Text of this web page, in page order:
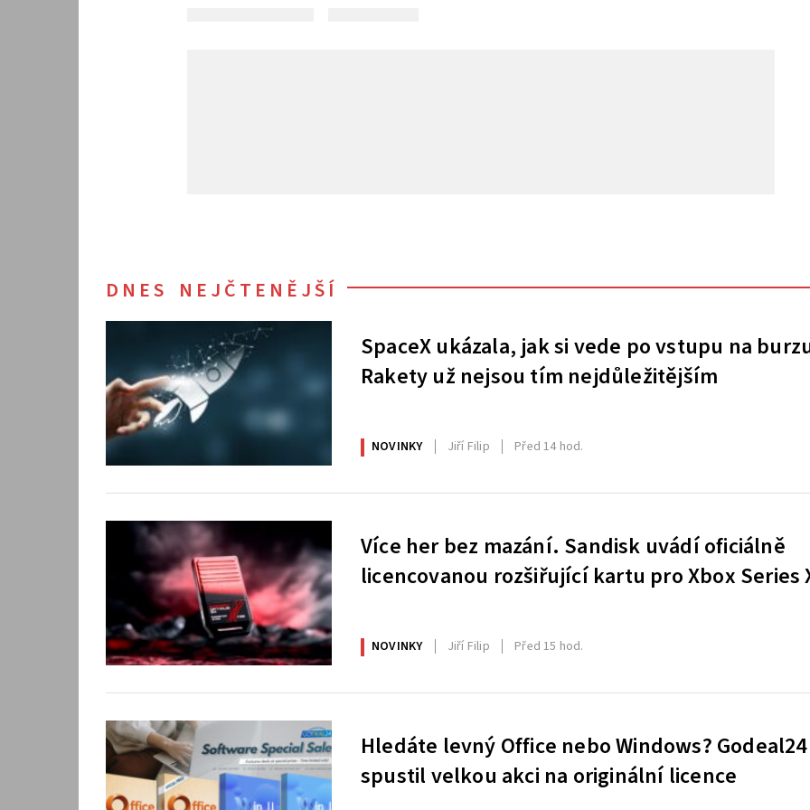
DNES NEJČTENĚJŠÍ
SpaceX ukázala, jak si vede po vstupu na
Rakety už nejsou tím nejdůležitějším
NOVINKY Jiří Filip Před 14 hod.
Více her bez mazání. Sandisk uvádí oficiálně
licencovanou rozšiřující kartu pro Xbox Series
NOVINKY Jiří Filip Před 15 hod.
Hledáte levný Office nebo Windows? Godeal24
spustil velkou akci na originální licence